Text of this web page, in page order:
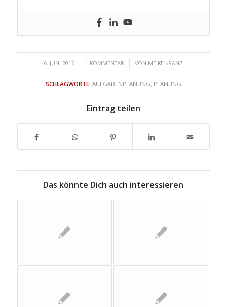
6. JUNI 2016
/ 1 KOMMENTAR
/ VON MEIKE KRANZ
SCHLAGWORTE: AUFGABENPLANUNG, PLANUNG
Eintrag teilen
Das könnte Dich auch interessieren